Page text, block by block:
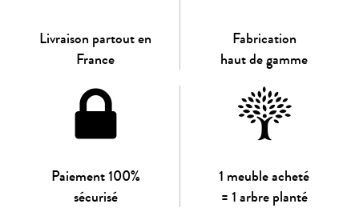
Livraison partout en
France
Fabrication
haut de gamme
Paiement 100%
sécurisé
1 meuble acheté
= 1 arbre planté